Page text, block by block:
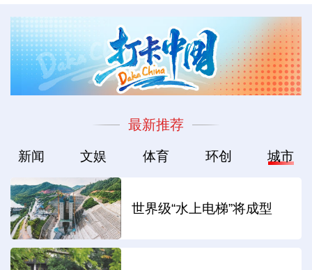
最新推荐
新闻 文娱 体育 环创 城市
世界级“水上电梯”将成型